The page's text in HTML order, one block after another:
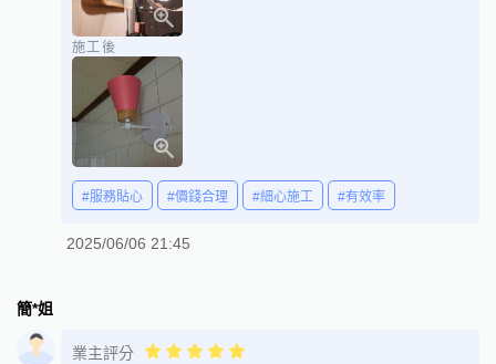
施工後
#服務貼心 #價錢合理 #細心施工 #有效率
2025/06/06 21:45
簡*姐
業主評分